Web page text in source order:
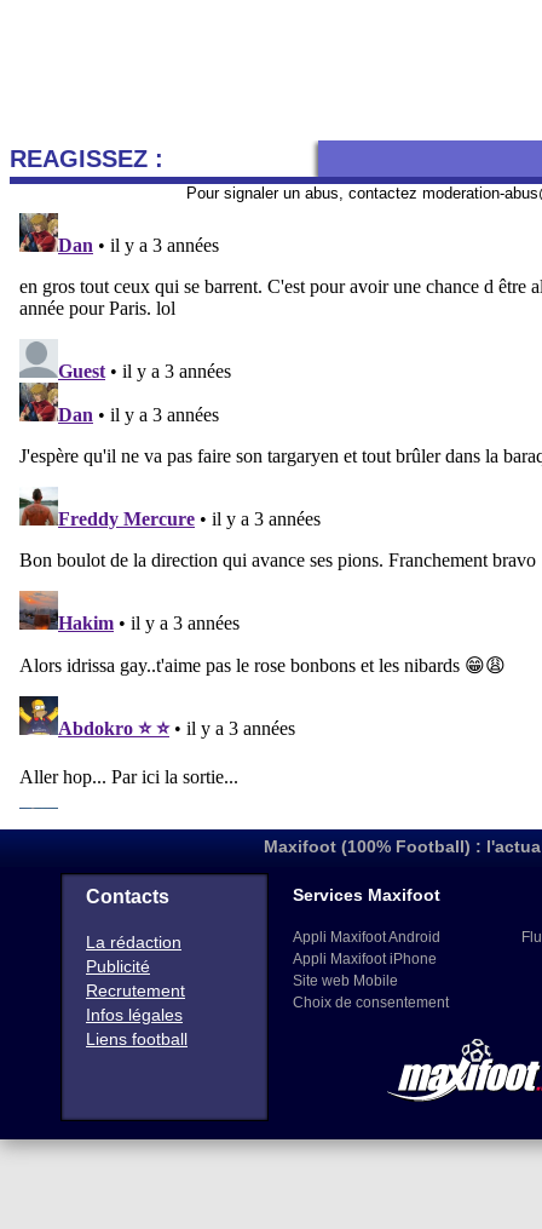
REAGISSEZ :
Pour signaler un abus, contactez moderation-
Maxifoot (100% Football) :
Contacts
La rédaction
Publicité
Recrutement
Infos légales
Liens football
Services Maxifoot
Appli Maxifoot Android
Appli Maxifoot iPhone
Site web Mobile
Choix de consentement